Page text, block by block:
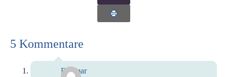
5 Kommentare
Dagmar